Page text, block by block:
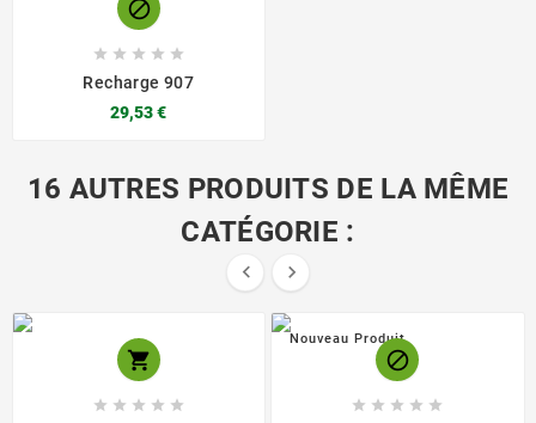

    
Recharge 907
29,53 €
16 AUTRES PRODUITS DE LA MÊME
CATÉGORIE :
 

    
Nouveau Produit

    